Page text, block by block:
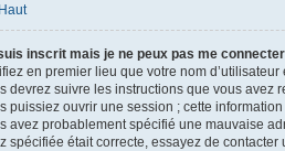
Haut
inscrit mais je ne peux pas me
en premier lieu que votre nom
devrez suivre les instructions que vous avez
puissiez ouvrir une session ; cette
avez probablement spécifié une mauvaise
spécifiée était correcte, essayez de contacter